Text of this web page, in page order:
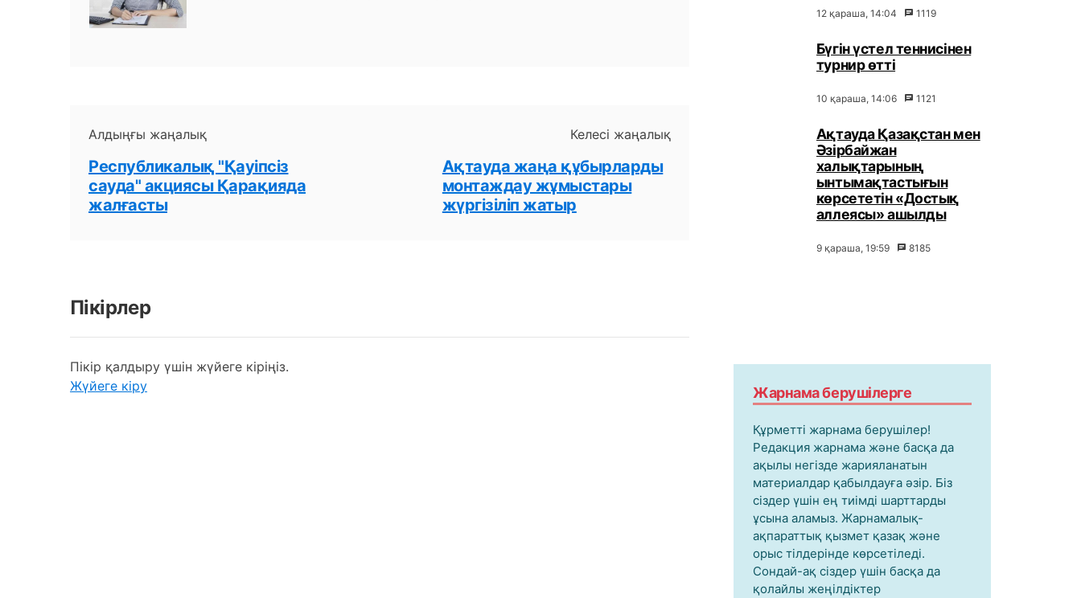
Алдыңғы жаңалық
Республикалық "Қауіпсіз
сауда" акциясы Қарақияда
жалғасты
Келесі жаңалық
Ақтауда жаңа құбырларды
монтаждау жұмыстары
жүргізіліп жатыр
Пікірлер
Пікір қалдыру үшін жүйеге кіріңіз.
Жүйеге кіру
12 қараша, 14:04 1119
Бүгін үстел теннисінен
турнир өтті
10 қараша, 14:06 1121
Ақтауда Қазақстан мен
Әзірбайжан
халықтарының
ынтымақтастығын
көрсететін «Достық
аллеясы» ашылды
9 қараша, 19:59 8185
Жарнама берушілерге
Құрметті жарнама берушілер!
Редакция жарнама және басқа да
ақылы негізде жарияланатын
материалдар қабылдауға әзір. Біз
сіздер үшін ең тиімді шарттарды
ұсына аламыз. Жарнамалық-
ақпараттық қызмет қазақ және
орыс тілдерінде көрсетіледі.
Сондай-ақ сіздер үшін басқа да
қолайлы жеңілдіктер